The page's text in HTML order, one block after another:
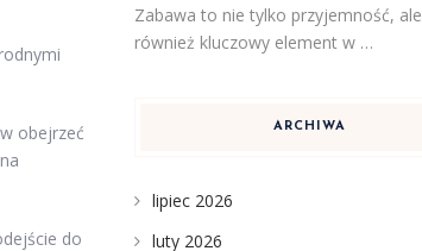
obejrzeć
do
Zabawa to nie tylko przyjemność, ale
również kluczowy element w …
ARCHIWA
lipiec 2026
luty 2026